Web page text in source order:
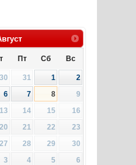
Пт Сб Вс
30 31 1
2
6 7 8
9
13 14 15
16
20 21 22
23
27 28 29
30
3 4 5 6